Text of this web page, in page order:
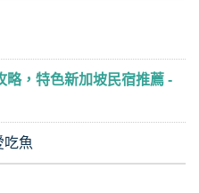
略，特色新加坡民宿推薦 -
吃魚